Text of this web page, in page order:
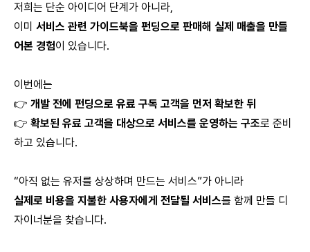
저희는 단순 아이디어 단계가 아니라,
이미 서비스 관련 가이드북을 펀딩으로 판매해 실제 매출을 만들
어본 경험이 있습니다.
이번에는
👉 개발 전에 펀딩으로 유료 구독 고객을 먼저 확보한 뒤
👉 확보된 유료 고객을 대상으로 서비스를 운영하는 구조로 준비
하고 있습니다.
“아직 없는 유저를 상상하며 만드는 서비스”가 아니라
실제로 비용을 지불한 사용자에게 전달될 서비스를 함께 만들 디
자이너분을 찾습니다.